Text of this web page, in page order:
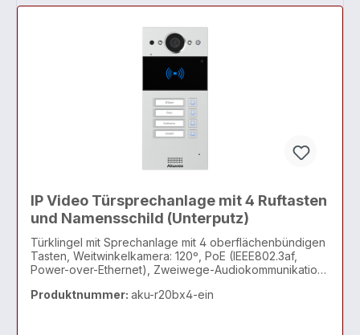
IP Video Türsprechanlage mit 4 Ruftasten
und Namensschild (Unterputz)
Türklingel mit Sprechanlage mit 4 oberflächenbündigen
Tasten, Weitwinkelkamera: 120º, PoE (IEEE802.3af,
Power-over-Ethernet), Zweiwege-Audiokommunikation
entspricht dem SIP-Standard zur einfach
Produktnummer: aku-r20bx4-ein